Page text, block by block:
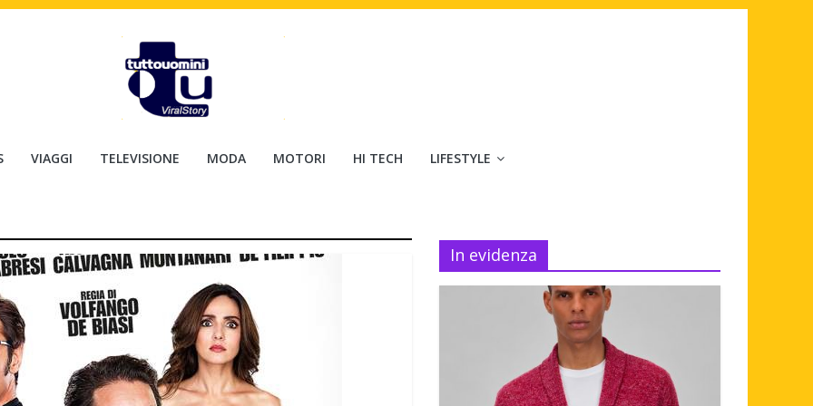
VIAGGI TELEVISIONE MODA MOTORI HI TECH LIFESTYLE
In evidenza